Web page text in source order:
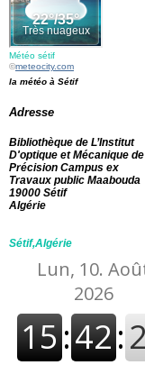
Météo sétif
©meteocity.com
la météo à Sétif
Adresse
Bibliothèque de L’Institut
D'optique et Mécanique de
Précision Campus ex
Travaux public Maabouda
19000 Sétif
Algérie
Sétif,Algérie